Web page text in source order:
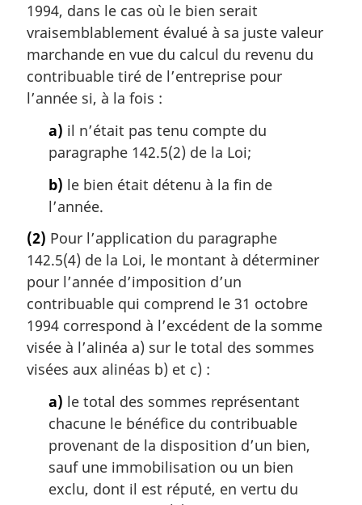
1994, dans le cas où le bien serait
vraisemblablement évalué à sa juste valeur
marchande en vue du calcul du revenu du
contribuable tiré de l’entreprise pour
l’année si, à la fois :
a) il n’était pas tenu compte du
paragraphe 142.5(2) de la Loi;
b) le bien était détenu à la fin de
l’année.
(2) Pour l’application du paragraphe
142.5(4) de la Loi, le montant à déterminer
pour l’année d’imposition d’un
contribuable qui comprend le 31 octobre
1994 correspond à l’excédent de la somme
visée à l’alinéa a) sur le total des sommes
visées aux alinéas b) et c) :
a) le total des sommes représentant
chacune le bénéfice du contribuable
provenant de la disposition d’un bien,
sauf une immobilisation ou un bien
exclu, dont il est réputé, en vertu du